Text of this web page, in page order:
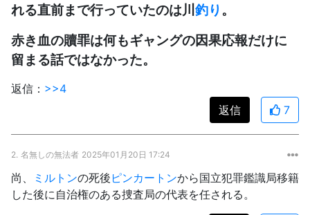
れる直前まで行っていたのは川 釣り 。
赤き血の贖罪は何もギャングの因果応報だけに
留まる話ではなかった。
返信： >>4
返信
7
2. 名無しの無法者 2025年01月20日 17:24
尚、 ミルトンの死後 ピンカートンから国立犯罪鑑識局移籍
した後に自治権のある捜査局の代表を任される。